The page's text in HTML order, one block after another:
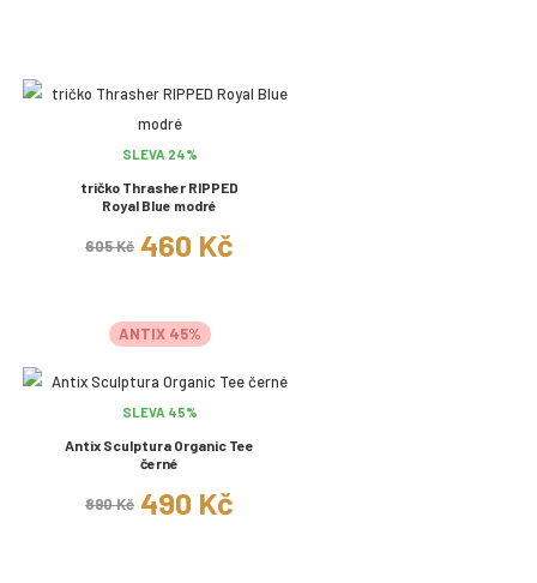
SLEVA 24%
tričko Thrasher RIPPED
Royal Blue modré
605 Kč 460 Kč
ANTIX 45%
SLEVA 45%
Antix Sculptura Organic Tee
černé
890 Kč 490 Kč